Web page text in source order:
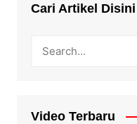
Cari Artikel Disini
Video Terbaru